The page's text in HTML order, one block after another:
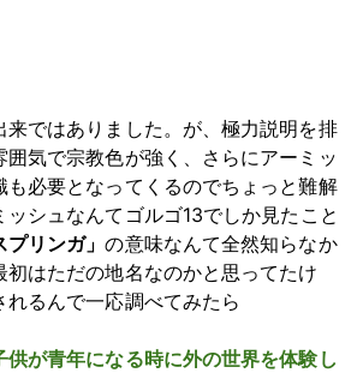
来ではありました。が、極力説明を排
囲気で宗教色が強く、さらにアーミッ
も必要となってくるのでちょっと難解
シュなんてゴルゴ13でしか見たこと
プリンガ」の意味なんて全然知らなか
初はただの地名なのかと思ってたけ
れるんで一応調べてみたら
供が青年になる時に外の世界を体験し